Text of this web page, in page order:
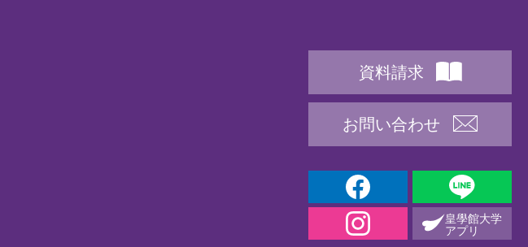
資料請求
お問い合わせ
皇學館大学
アプリ